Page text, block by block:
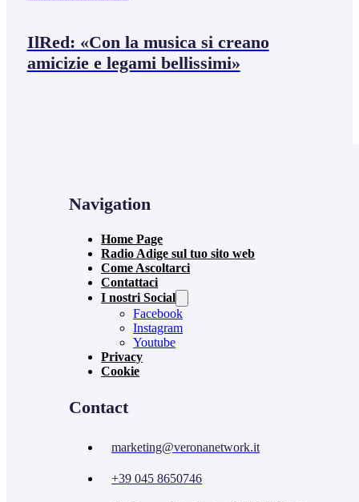
IlRed: «Con la musica si creano
amicizie e legami bellissimi»
Navigation
Home Page
Radio Adige sul tuo sito web
Come Ascoltarci
Contattaci
I nostri Social
Facebook
Instagram
Youtube
Privacy
Cookie
Contact
marketing@veronanetwork.it
+39 045 8650746